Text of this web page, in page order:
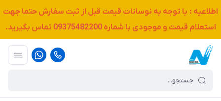
اطلاعیه : با توجه به نوسانات قیمت قبل از ثبت سفارش حتما جهت
استعلام قیمت و موجودی با شماره09375482200 تماس بگیرید.